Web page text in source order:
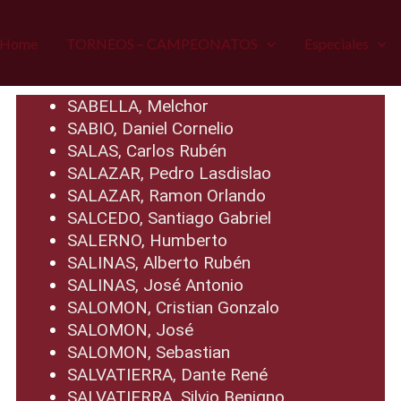
Home TORNEOS – CAMPEONATOS Especiales
SABELLA, Melchor
SABIO, Daniel Cornelio
SALAS, Carlos Rubén
SALAZAR, Pedro Lasdislao
SALAZAR, Ramon Orlando
SALCEDO, Santiago Gabriel
SALERNO, Humberto
SALINAS, Alberto Rubén
SALINAS, José Antonio
SALOMON, Cristian Gonzalo
SALOMON, José
SALOMON, Sebastian
SALVATIERRA, Dante René